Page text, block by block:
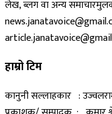
लेख, ब्लग वा अन्य समाचारमुलक
हाम्रो टिम
कानुनी सल्लाहकार :